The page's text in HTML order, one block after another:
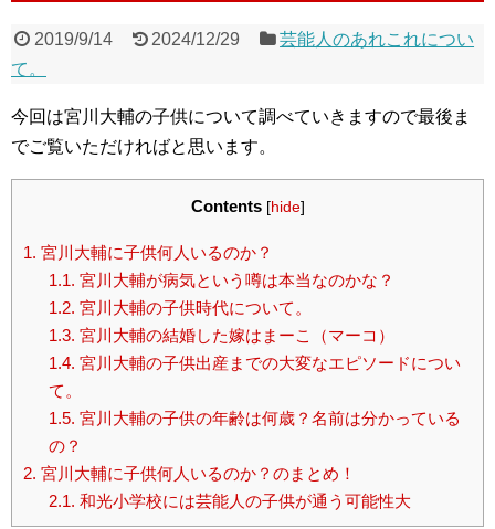
2019/9/14 2024/12/29
芸能人のあれこれについ
て。
今回は宮川大輔の子供について調べていきますので最後ま
でご覧いただければと思います。
Contents [hide]
1. 宮川大輔に子供何人いるのか？
1.1. 宮川大輔が病気という噂は本当なのかな？
1.2. 宮川大輔の子供時代について。
1.3. 宮川大輔の結婚した嫁はまーこ（マーコ）
1.4. 宮川大輔の子供出産までの大変なエピソードについ
て。
1.5. 宮川大輔の子供の年齢は何歳？名前は分かっている
の？
2. 宮川大輔に子供何人いるのか？のまとめ！
2.1. 和光小学校には芸能人の子供が通う可能性大